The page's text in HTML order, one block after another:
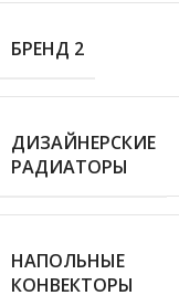
БРЕНД 2
ДИЗАЙНЕРСКИЕ
РАДИАТОРЫ
НАПОЛЬНЫЕ
КОНВЕКТОРЫ